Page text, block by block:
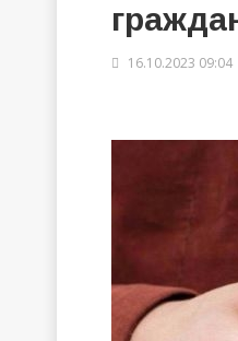
16.10.2023 09:04